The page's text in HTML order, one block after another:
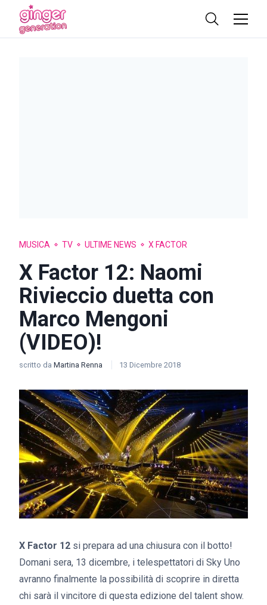
MUSICA TV ULTIME NEWS X FACTOR
X Factor 12: Naomi
Rivieccio duetta con
Marco Mengoni
(VIDEO)!
scritto da Martina Renna 13 Dicembre 2018
X Factor 12 si prepara ad una chiusura con il botto!
Domani sera, 13 dicembre, i telespettatori di Sky Uno
avranno finalmente la possibilità di scoprire in diretta
chi sarà il vincitore di questa edizione del talent show.